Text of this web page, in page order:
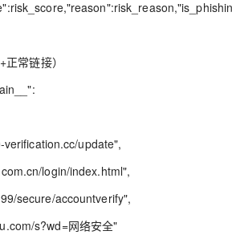
常链接）
update",
login/index.html",
secure/accountverify",
s?wd=网络安全"